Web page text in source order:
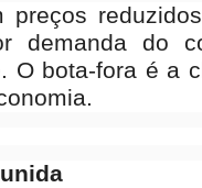
preços
demanda do
O bota-fora é a